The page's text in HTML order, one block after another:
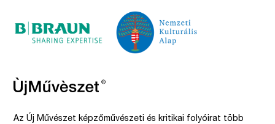
Az Új Művészet képzőművészeti és kritikai folyóirat több